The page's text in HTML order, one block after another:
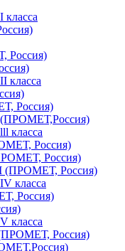
класса
Россия)
класса
Россия)
Россия)
(ПРОМЕТ, Россия)
класса
Россия)
класса
Россия)